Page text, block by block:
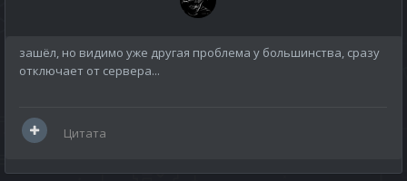
зашёл, но видимо уже другая проблема у большинства, сразу
отключает от сервера...
Цитата